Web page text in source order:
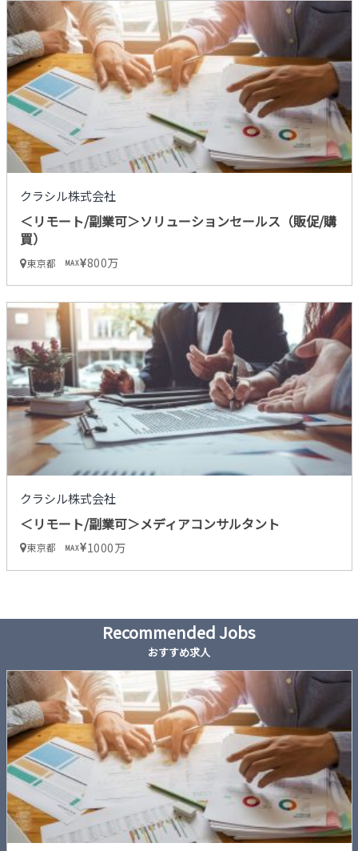
クラシル株式会社
＜リモート/副業可＞ソリューションセールス（販促/購
買）
東京都 MAX 800万
クラシル株式会社
＜リモート/副業可＞メディアコンサルタント
東京都 MAX 1000万
Recommended Jobs
おすすめ求人